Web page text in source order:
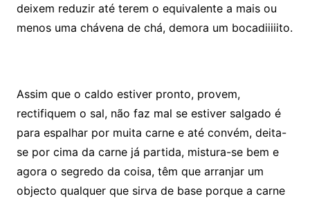
deixem reduzir até terem o equivalente a mais ou
menos uma chávena de chá, demora um bocadiiiiito.
Assim que o caldo estiver pronto, provem,
rectifiquem o sal, não faz mal se estiver salgado é
para espalhar por muita carne e até convém, deita-
se por cima da carne já partida, mistura-se bem e
agora o segredo da coisa, têm que arranjar um
objecto qualquer que sirva de base porque a carne